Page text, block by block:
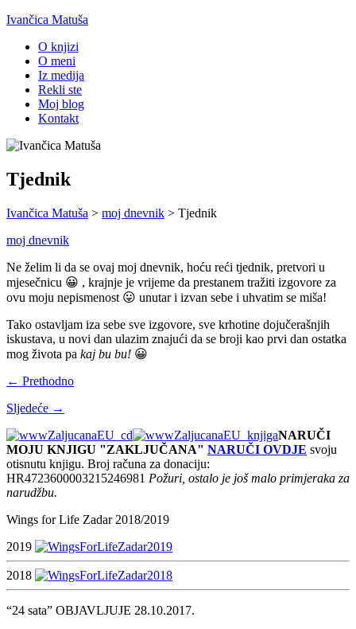
Ivančica Matuša
O knjizi
O meni
Iz medija
Rekli ste
Moj blog
Kontakt
Tjednik
Ivančica Matuša > moj dnevnik > Tjednik
moj dnevnik
Ne želim li da se ovaj moj dnevnik, hoću reći tjednik, pretvori u
mjesečnicu 😀 , krajnje je vrijeme da prestanem tražiti izgovore za
ovu moju nepismenost 😛 unutar i izvan sebe i uhvatim se miša!
Tako ostavljam iza sebe sve izgovore, sve krhotine dojučerašnjih
iskustava, u novi dan ulazim znajući da se broji kao prvi dan ostatka
mog života pa kaj bu bu! 😀
← Prethodno
Sljedeće →
NARUČI
MOJU KNJIGU "ZAKLJUČANA" NARUČI OVDJE svoju
otisnutu knjigu. Broj računa za donaciju:
HR4723600003215246981 Požuri, ostalo je još malo primjeraka za
narudžbu.
Wings for Life Zadar 2018/2019
2019
2018
“24 sata” OBJAVLJUJE 28.10.2017.